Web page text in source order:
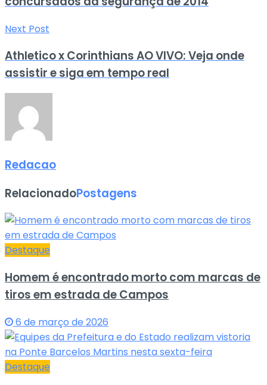
Next Post
Athletico x Corinthians AO VIVO: Veja onde
assistir e siga em tempo real
Redacao
RelacionadoPostagens
Destaque
Homem é encontrado morto com marcas de
tiros em estrada de Campos
6 de março de 2026
Destaque